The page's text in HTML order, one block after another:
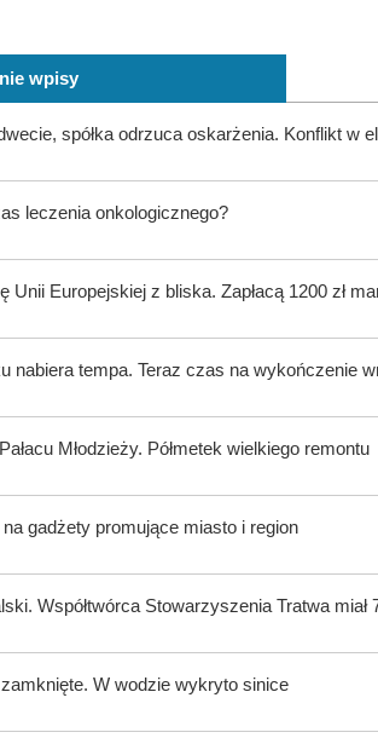
wpisy
spółka odrzuca oskarżenia. Konflikt w
leczenia onkologicznego?
Unii Europejskiej z bliska. Zapłacą 1200 zł
nabiera tempa. Teraz czas na wykończenie
Młodzieży. Półmetek wielkiego remontu
gadżety promujące miasto i region
Współtwórca Stowarzyszenia Tratwa miał
W wodzie wykryto sinice